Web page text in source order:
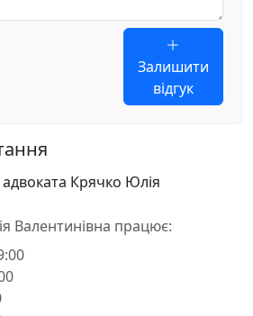
Залишити
відгук
Крячко Юлія
Валентинівна працює: